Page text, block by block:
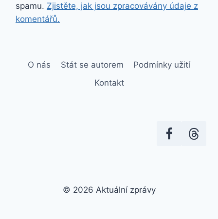
spamu. Zjistěte, jak jsou zpracovávány údaje z
komentářů.
O nás Stát se autorem
Podmínky užití
Kontakt
© 2026 Aktuální zprávy